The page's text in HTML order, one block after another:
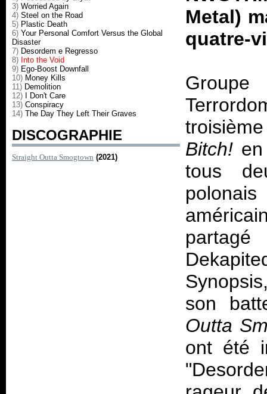
3) Worried Again
4) Steel on the Road
5) Plastic Death
6) Your Personal Comfort Versus the Global
Disaster
7) Desordem e Regresso
8) Into the Void
9) Ego-Boost Downfall
10) Money Kills
11) Demolition
12)
I Don't Care
13) Conspiracy
14) The Day They Left Their Graves
DISCOGRAPHIE
Straight Outta Smogtown (2021)
Metal)
quatre-
Bitch!
tous
son
Outta
ont été